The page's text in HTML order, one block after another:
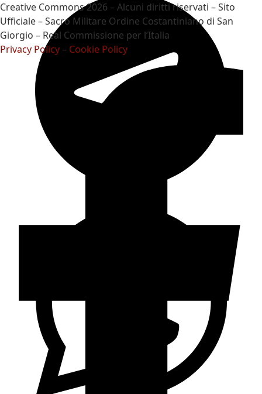
Creative Commons 2026 – Alcuni diritti riservati – Sito
Ufficiale – Sacro Militare Ordine Costantiniano di San
Giorgio – Real Commissione per l’Italia
Privacy Policy – Cookie Policy